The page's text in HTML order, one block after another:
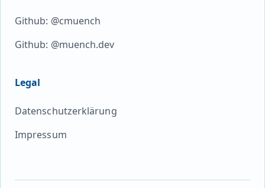
Github: @cmuench
Github: @muench.dev
Legal
Datenschutzerklärung
Impressum